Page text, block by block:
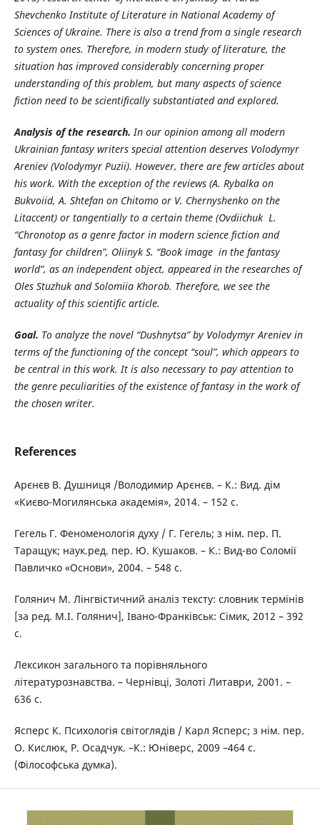
Shevchenko Institute of Literature in National Academy of
Sciences of Ukraine. There is also a trend from a single research
to system ones. Therefore, in modern study of literature, the
situation has improved considerably concerning proper
understanding of this problem, but many aspects of science
fiction need to be scientifically substantiated and explored.
Analysis of the research. In our opinion among all modern
Ukrainian fantasy writers special attention deserves Volodymyr
Areniev (Volodymyr Puzii). However, there are few articles about
his work. With the exception of the reviews (A. Rybalka on
Bukvoiid, A. Shtefan on Chitomo or V. Chernyshenko on the
Litaccent) or tangentially to a certain theme (Ovdiichuk L.
“Chronotop as a genre factor in modern science fiction and
fantasy for children”, Oliinyk S. “Book image in the fantasy
world”, as an independent object, appeared in the researches of
Oles Stuzhuk and Solomiia Khorob. Therefore, we see the
actuality of this scientific article.
Goal. To analyze the novel “Dushnytsa” by Volodymyr Areniev in
terms of the functioning of the concept “soul”, which appears to
be central in this work. It is also necessary to pay attention to
the genre peculiarities of the existence of fantasy in the work of
the chosen writer.
References
Арєнєв В. Душниця /Володимир Арєнєв. – К.: Вид. дім
«Києво-Могилянська академія», 2014. – 152 с.
Гегель Г. Феноменологія духу / Г. Гегель; з нім. пер. П.
Таращук; наук.ред. пер. Ю. Кушаков. – К.: Вид-во Соломії
Павличко «Основи», 2004. – 548 с.
Голянич М. Лінгвістичний аналіз тексту: словник термінів
[за ред. М.І. Голянич], Івано-Франківськ: Сімик, 2012 – 392
с.
Лексикон загального та порівняльного
літературознавства. – Чернівці, Золоті Литаври, 2001. –
636 с.
Ясперс К. Психологія світоглядів / Карл Ясперс; з нім. пер.
О. Кислюк, Р. Осадчук. –К.: Юніверс, 2009 –464 с.
(Філософська думка).